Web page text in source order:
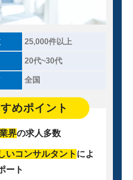
25,000件以上
20代~30代
全国
めポイント
界の求人多数
いコンサルタント によ
ート